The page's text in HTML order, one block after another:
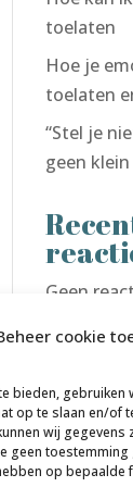
cookie
bieden,
op te slaan en/of
wij
geen
op bepaalde
toelaten
Hoe je
toelaten
“Stel je
geen
Geen